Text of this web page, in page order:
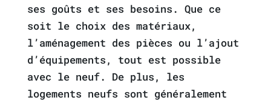
ses goûts et ses besoins. Que ce
soit le choix des matériaux,
l’aménagement des pièces ou l’ajout
d’équipements, tout est possible
avec le neuf. De plus, les
logements neufs sont généralement